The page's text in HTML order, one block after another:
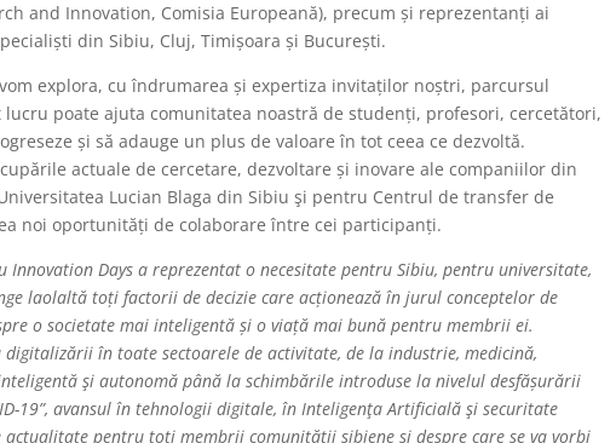
and Innovation, Comisia Europeană), precum și reprezentanți ai
din Sibiu, Cluj, Timișoara și București.
explora, cu îndrumarea și expertiza invitaților noștri, parcursul
poate ajuta comunitatea noastră de studenți, profesori, cercetători,
și să adauge un plus de valoare în tot ceea ce dezvoltă.
actuale de cercetare, dezvoltare și inovare ale companiilor din
Lucian Blaga din Sibiu şi pentru Centrul de transfer de
noi oportunități de colaborare între cei participanți.
Days a reprezentat o necesitate pentru Sibiu, pentru universitate,
laolaltă toți factorii de decizie care acționează în jurul conceptelor de
o societate mai inteligentă și o viață mai bună pentru membrii ei.
în toate sectoarele de activitate, de la industrie, medicină,
şi autonomă până la schimbările introduse la nivelul desfășurării
19”, avansul în tehnologii digitale, în Inteligenţa Artificială şi securitate
pentru toţi membrii comunităţii sibiene şi despre care se va vorbi